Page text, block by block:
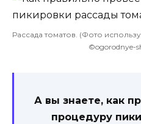
Рассада томатов. (Фото
©ogorodnye-
А вы знаете, как
процедуру